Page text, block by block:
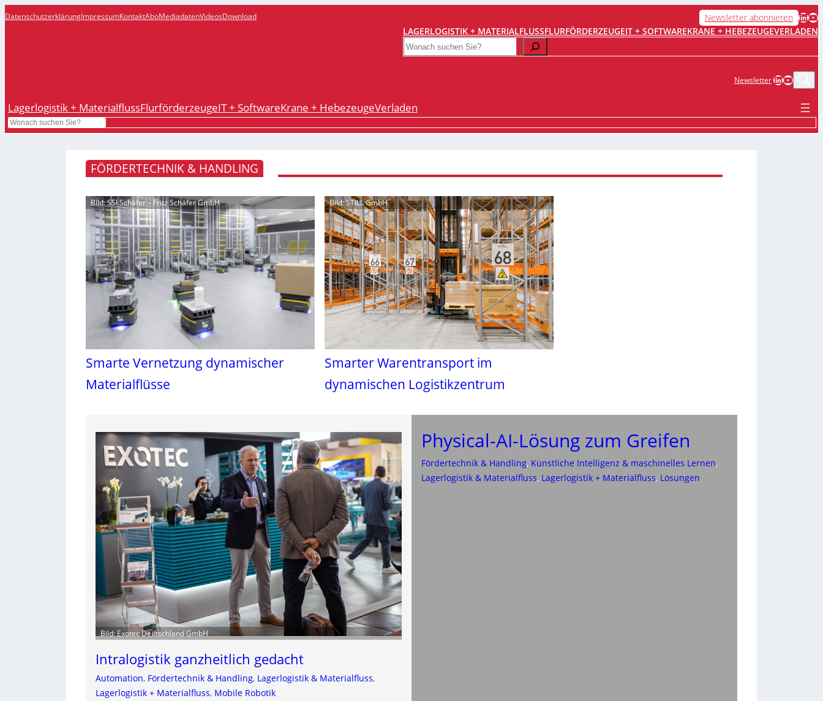
DatenschutzerklärungImpressumKontaktAboMediadatenVideosDownload Newsletter abonnieren LinkedIn YouTube
LAGERLOGISTIK + MATERIALFLUSSFLURFÖRDERZEUGEIT + SOFTWAREKRANE + HEBEZEUGEVERLADEN
Search
NewsletterLinkedIn
Lagerlogistik + MaterialflussFlurförderzeugeIT + SoftwareKrane + HebezeugeVerladen
Search
FÖRDERTECHNIK & HANDLING
Bild: SSI Schäfer – Fritz Schäfer GmbH
Smarte Vernetzung dynamischer
Materialflüsse
Bild: STILL GmbH
Smarter Warentransport im
dynamischen Logistikzentrum
Bild: Exotec Deutschland GmbH
Intralogistik ganzheitlich gedacht
Automation, Fördertechnik & Handling, Lagerlogistik & Materialfluss
Lagerlogistik + Materialfluss, Mobile Robotik
Physical-AI-Lösung zum Greifen
Fördertechnik & Handling, Künstliche Intelligenz & maschinelles Lernen
Lagerlogistik & Materialfluss, Lagerlogistik + Materialfluss, Lösungen